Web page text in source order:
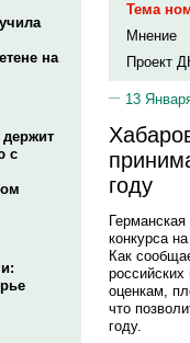
на
с
Тема
Мнение
Проект
13
году
конкурса
Как
оценкам,
что
году.